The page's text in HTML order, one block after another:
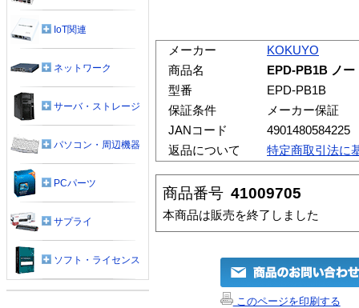
メーカー
KOKUYO
商品名
EPD-PB1B ノ
型番
EPD-PB1B
保証条件
メーカー保証
JANコード
4901480584225
返品について
特定商取引法に
商品番号 41009705
本商品は販売を終了しました
このページを印刷する
IoT関連
ネットワーク
サーバ・ストレージ
パソコン・周辺機器
PCパーツ
サプライ
ソフト・ライセンス